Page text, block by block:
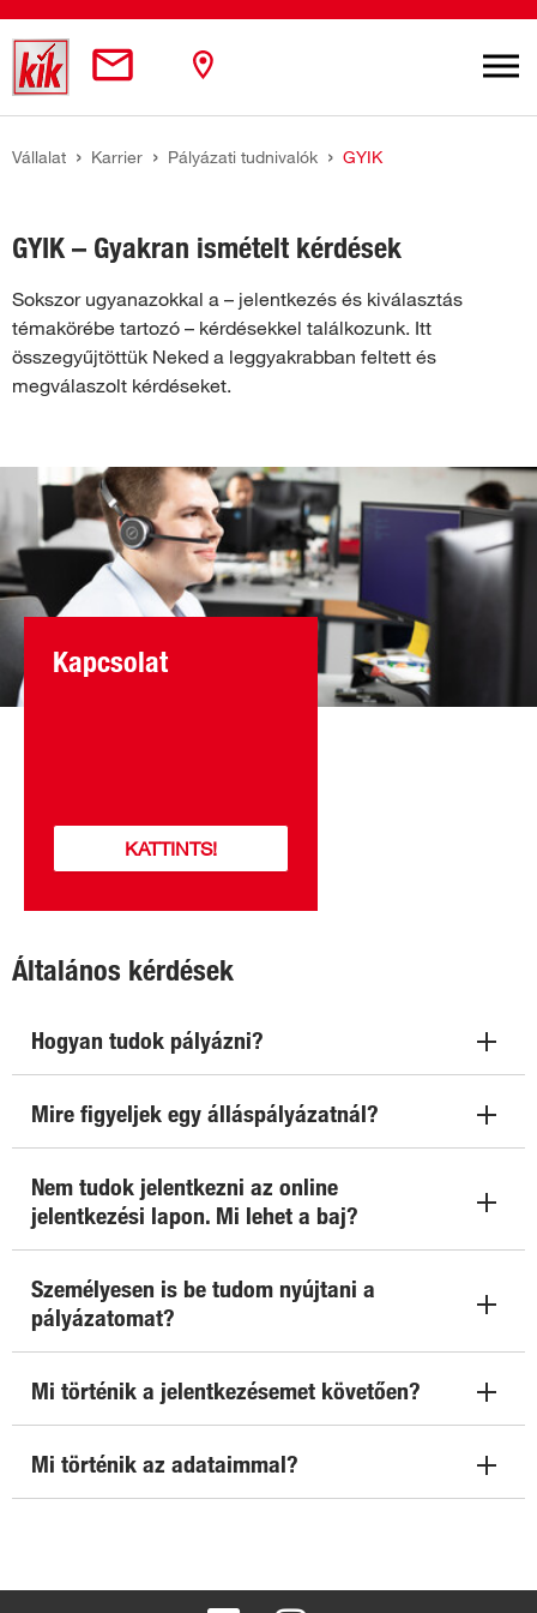
Skip to main content
Vállalat Karrier Pályázati tudnivalók GYIK
GYIK – Gyakran ismételt kérdések
Sokszor ugyanazokkal a – jelentkezés és kiválasztás
témakörébe tartozó – kérdésekkel találkozunk. Itt
összegyűjtöttük Neked a leggyakrabban feltett és
megválaszolt kérdéseket.
Kapcsolat
KATTINTS!
Általános kérdések
Hogyan tudok pályázni?
Mire figyeljek egy álláspályázatnál?
Nem tudok jelentkezni az online
jelentkezési lapon. Mi lehet a baj?
Személyesen is be tudom nyújtani a
pályázatomat?
Mi történik a jelentkezésemet követően?
Mi történik az adataimmal?